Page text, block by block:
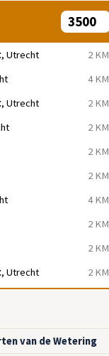
2 KM
, Utrecht
4 KM
2 KM
, Utrecht
2 KM
2 KM
2 KM
4 KM
2 KM
2 KM
2 KM
, Utrecht
van de Wetering